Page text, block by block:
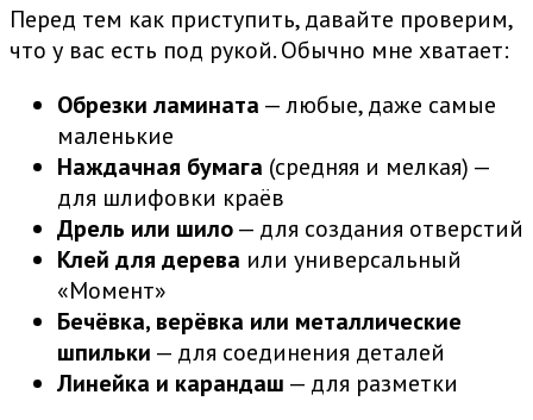
Перед тем как приступить, давайте проверим,
что у вас есть под рукой. Обычно мне хватает:
Обрезки ламината — любые, даже самые
маленькие
Наждачная бумага (средняя и мелкая) —
для шлифовки краёв
Дрель или шило— для создания отверстий
Клей для дерева или универсальный
«Момент»
Бечёвка, верёвка или металлические
шпильки — для соединения деталей
Линейка и карандаш — для разметки